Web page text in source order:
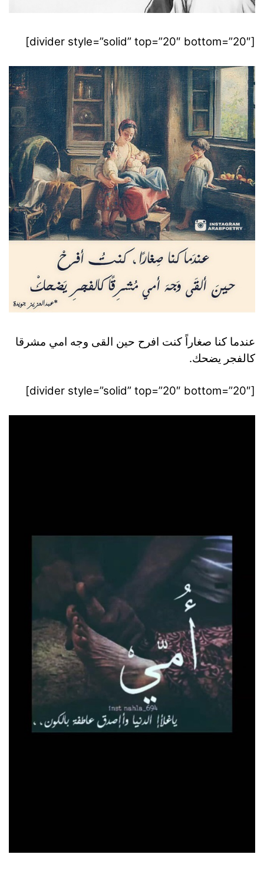
[divider style=”solid” top=”20″ bottom=”20″]
عندما كنا صغاراً كنت افرح حين القى وجه امي مشرقا
كالفجر يضحك.
[divider style=”solid” top=”20″ bottom=”20″]